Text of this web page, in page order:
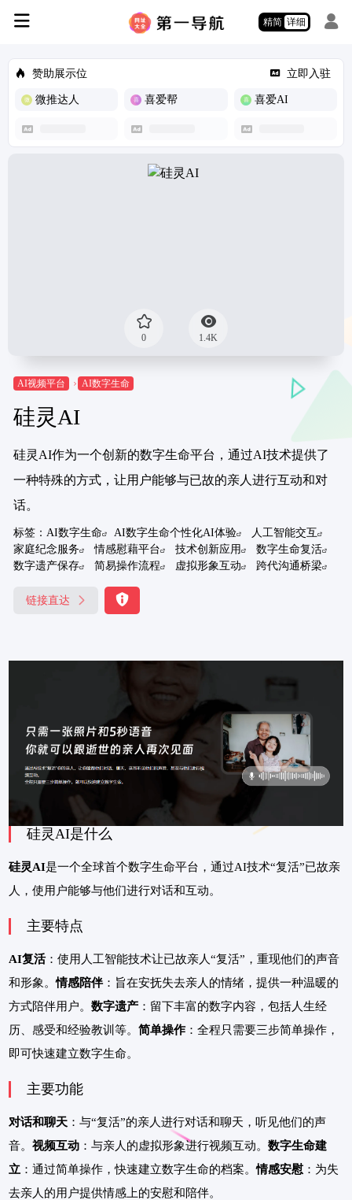
精简 详细
赞助展示位 立即入驻
微推达人 喜爱帮 喜爱AI
0 1.4K
AI视频平台 AI数字生命
硅灵AI
硅灵AI作为一个创新的数字生命平台，通过AI技术提供了
一种特殊的方式，让用户能够与已故的亲人进行互动和对
话。
标签： AI数字生命 AI数字生命个性化AI体验
人工智能交互
家庭纪念服务
情感慰藉平台 技术创新应用
数字生命复活
数字遗产保存
简易操作流程 虚拟形象互动 跨代沟通桥梁
链接直达
硅灵AI是什么
硅灵AI是一个全球首个数字生命平台，通过AI技术“复活”已故亲
人，使用户能够与他们进行对话和互动。
主要特点
AI复活：使用人工智能技术让已故亲人“复活”，重现他们的声音
和形象。情感陪伴：旨在安抚失去亲人的情绪，提供一种温暖的
方式陪伴用户。 数字遗产 ：留下丰富的数字内容，包括人生经
历、感受和经验教训等。 简单操作 ：全程只需要三步简单操作，
即可快速建立数字生命。
主要功能
对话和聊天 ：与“复活”的亲人进行对话和聊天，听见他们的声
音。 视频互动 ：与亲人的虚拟形象进行视频互动。 数字生命建
立 ：通过简单操作，快速建立数字生命的档案。情感安慰 ：为失
去亲人的用户提供情感上的安慰和陪伴。